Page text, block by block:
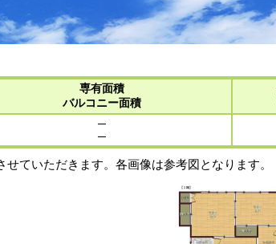
専有面積
バルコニー面積
─
─
ていただきます。各画像は参考図となります。